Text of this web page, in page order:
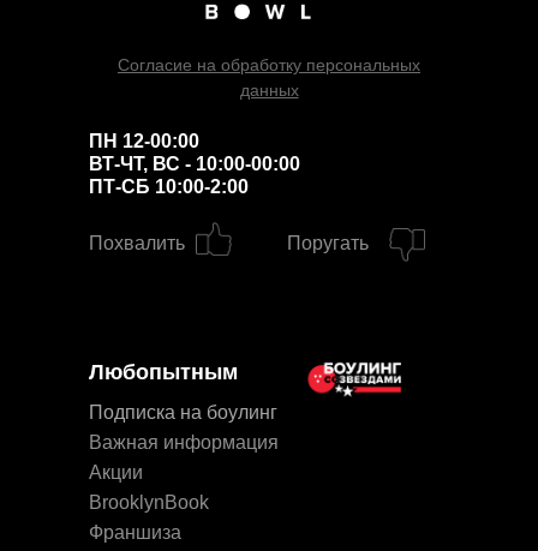
Согласие на обработку персональных
данных
Важная информация
Похвалить Поругать
Подписка на боулинг
Франшиза
Акции
Любопытным
BrooklynBook
ПН 12-00:00
ВТ-ЧТ, ВС - 10:00-00:00
ПТ-СБ 10:00-2:00